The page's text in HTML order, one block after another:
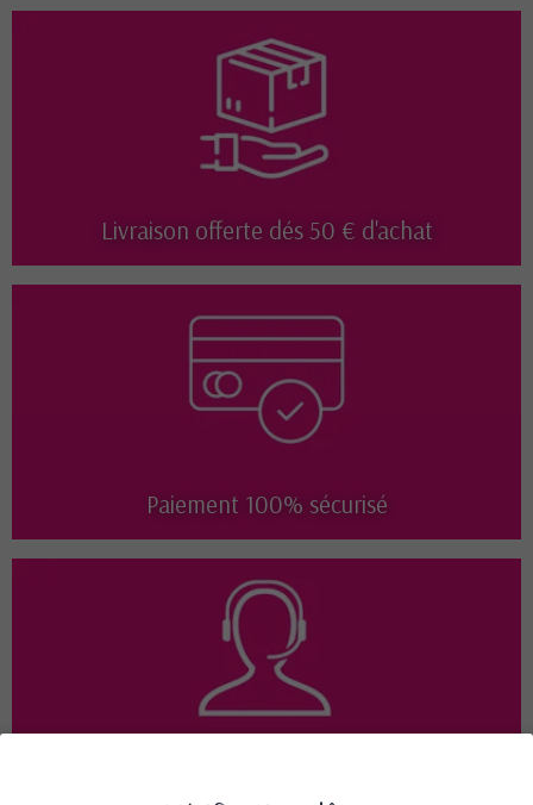
Livraison offerte dés 50 € d'achat
Paiement 100% sécurisé